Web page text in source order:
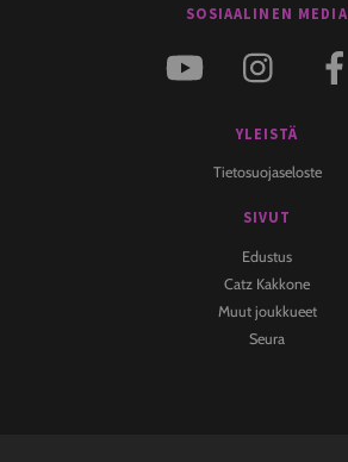
SOSIAALINEN MEDIA
YLEISTÄ
Tietosuojaseloste
SIVUT
Edustus
Catz Kakkone
Muut joukkueet
Seura